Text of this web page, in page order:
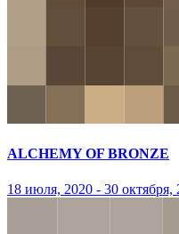
ALCHEMY OF BRONZE
18 июля, 2020 - 30 октября,